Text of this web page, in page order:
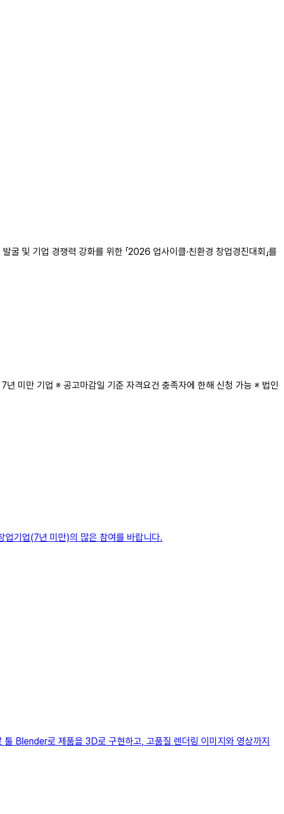
및 기업 경쟁력 강화를 위한 「2026 업사이클·친환경 창업경진대회」를
미만 기업 ※ 공고마감일 기준 자격요건 충족자에 한해 신청 가능 ※ 법인
업기업(7년 미만)의 많은 참여를 바랍니다.
Blender로 제품을 3D로 구현하고, 고품질 렌더링 이미지와 영상까지